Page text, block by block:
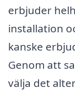
erbjuder
installation
kanske
Genom att
välja det